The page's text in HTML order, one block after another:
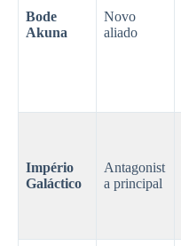
Bode
Akuna
Novo
aliado
Império
Galáctico
Antagonist
a principal